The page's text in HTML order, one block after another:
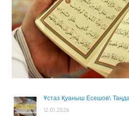
Ұстаз Қуаныш Есешов\
12.01.2026